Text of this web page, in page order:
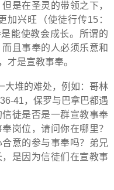
是在圣灵的带领之下，
加兴旺（使徒行传15：
能使教会成长。所谓的
且事奉的人必须乐意和
才是宣教事奉。
大堆的难处，例如：哥林
36-41 ，保罗与巴拿巴都遇
徒是否是一群宣教事奉
岗位，请问你在哪里？
意的参与事奉吗？弟兄
是因为信徒们在宣教事